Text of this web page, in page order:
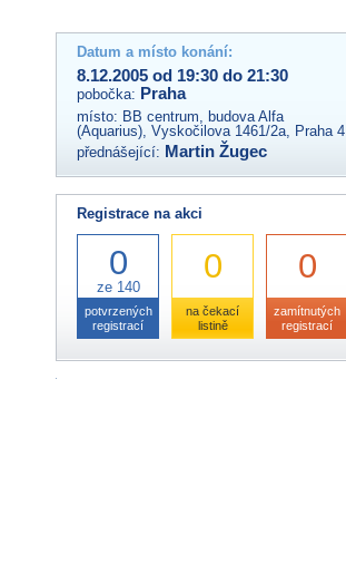
Datum a místo konání:
8.12.2005 od 19:30 do 21:30
pobočka: Praha
místo: BB centrum, budova Alfa
(Aquarius), Vyskočilova 1461/2a, Praha 4
přednášející: Martin Žugec
Registrace na akci
0
ze 140
potvrzených
registrací
0
na čekací
listině
0
zamítnutých
registrací